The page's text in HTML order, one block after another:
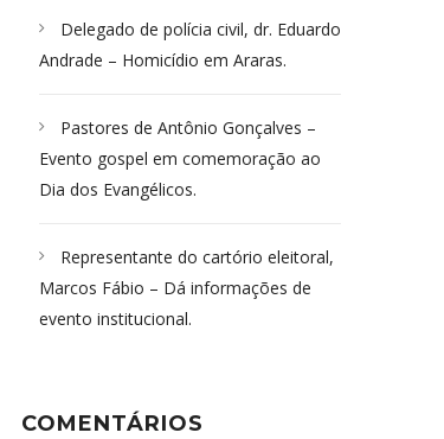
Delegado de polícia civil, dr. Eduardo
Andrade – Homicídio em Araras.
Pastores de Antônio Gonçalves –
Evento gospel em comemoração ao
Dia dos Evangélicos.
Representante do cartório eleitoral,
Marcos Fábio – Dá informações de
evento institucional.
COMENTÁRIOS